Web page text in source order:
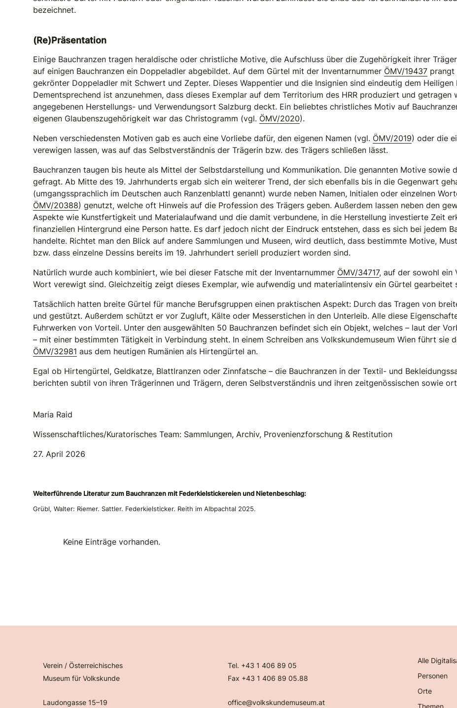
bezeichnet.
(Re)Präsentation
Einige Bauchranzen tragen heraldische oder christliche Motive, die Aufschluss über die Zugehörigkeit ihrer
auf einigen Bauchranzen ein Doppeladler abgebildet. Auf dem Gürtel mit der Inventarnummer ÖMV/19437 prangt
gekrönter Doppeladler mit Schwert und Zepter. Dieses Wappentier und die Insignien sind eindeutig dem Heiligen
Dementsprechend ist anzunehmen, dass dieses Exemplar auf dem Territorium des HRR produziert und
angegebenen Herstellungs- und Verwendungsort Salzburg deckt. Ein beliebtes christliches Motiv auf
eigenen Glaubenszugehörigkeit war das Christogramm (vgl. ÖMV/2020).
Neben verschiedensten Motiven gab es auch eine Vorliebe dafür, den eigenen Namen (vgl. ÖMV/2019) oder die
verewigen lassen, was auf das Selbstverständnis der Trägerin bzw. des Trägers schließen lässt.
Bauchranzen taugen bis heute als Mittel der Selbstdarstellung und Kommunikation. Die genannten Motive sowie
gefragt. Ab Mitte des 19. Jahrhunderts ergab sich ein weiterer Trend, der sich ebenfalls bis in die Gegenwart
(umgangssprachlich im Deutschen auch Ranzenblattl genannt) wurde neben Namen, Initialen oder einzelnen
ÖMV/20388) genutzt, welche oft Hinweis auf die Profession des Trägers geben. Außerdem lassen neben den
Aspekte wie Kunstfertigkeit und Materialaufwand und die damit verbundene, in die Herstellung investierte Zeit
finanziellen Hintergrund eine Person hatte. Es darf jedoch nicht der Eindruck entstehen, dass es sich bei jedem
handelte. Richtet man den Blick auf andere Sammlungen und Museen, wird deutlich, dass bestimmte Motive,
bzw. dass einzelne Dessins bereits im 19. Jahrhundert seriell produziert worden sind.
Natürlich wurde auch kombiniert, wie bei dieser Fatsche mit der Inventarnummer ÖMV/34717, auf der sowohl ein
Wort verewigt sind. Gleichzeitig zeigt dieses Exemplar, wie aufwendig und materialintensiv ein Gürtel gearbeitet
Tatsächlich hatten breite Gürtel für manche Berufsgruppen einen praktischen Aspekt: Durch das Tragen von
und gestützt. Außerdem schützt er vor Zugluft, Kälte oder Messerstichen in den Unterleib. Alle diese
Fuhrwerken von Vorteil. Unter den ausgewählten 50 Bauchranzen befindet sich ein Objekt, welches – laut der
– mit einer bestimmten Tätigkeit in Verbindung steht. In einem Schreiben ans Volkskundemuseum Wien führt sie
ÖMV/32981 aus dem heutigen Rumänien als Hirtengürtel an.
Egal ob Hirtengürtel, Geldkatze, Blattlranzen oder Zinnfatsche – die Bauchranzen in der Textil- und
berichten subtil von ihren Trägerinnen und Trägern, deren Selbstverständnis und ihren zeitgenössischen sowie
Maria Raid
Wissenschaftliches/Kuratorisches Team: Sammlungen, Archiv, Provenienzforschung & Restitution
27. April 2026
Weiterführende Literatur zum Bauchranzen mit Federkielstickereien und Nietenbeschlag:
Grübl, Walter: Riemer. Sattler. Federkielsticker. Reith im Albpachtal 2025.
Keine Einträge vorhanden.
Verein / Österreichisches
Museum für Volkskunde
Laudongasse 15–19
Tel. +43 1 406 89 05
Fax +43 1 406 89 05.88
office@volkskundemuseum.at
Alle
Personen
Orte
Themen